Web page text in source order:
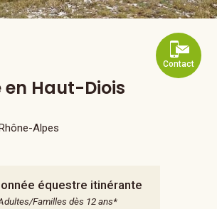
Contact
en Haut-Diois
équestre itinérante
Familles dès 12 ans*
Alpes